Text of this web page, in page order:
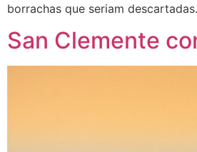
borrachas que seriam descartadas.
San Clemente